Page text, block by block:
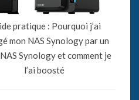
pratique : Pourquoi j’ai
mon NAS Synology par un
Synology et comment je
l’ai boosté